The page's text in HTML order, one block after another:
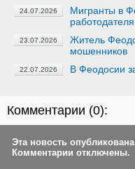
24.07.2026
Мигранты в
23.07.2026
Житель
мошенников
22.07.2026 В Феодосии
Комментарии (0):
Эта новость
Комментарии отключены.